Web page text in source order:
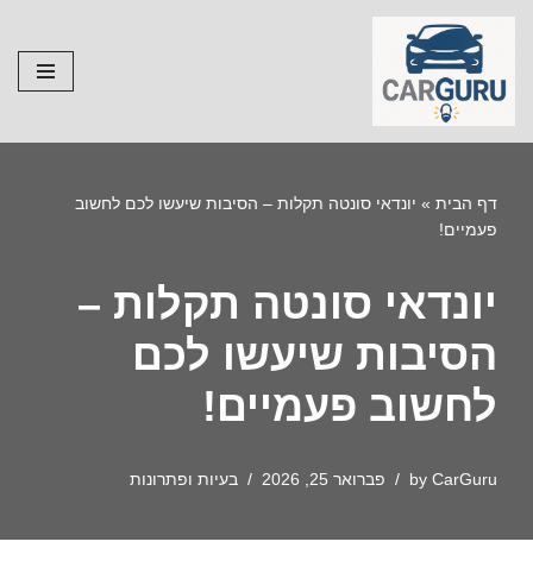
Skip
to
content
דף הבית » יונדאי סונטה תקלות – הסיבות שיעשו לכם לחשוב
פעמיים!
יונדאי סונטה תקלות –
הסיבות שיעשו לכם
לחשוב פעמיים!
by CarGuru פברואר 25, 2026 בעיות ופתרונות